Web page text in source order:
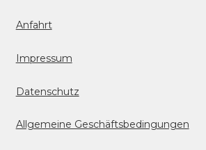
Anfahrt
Impressum
Datenschutz
Allgemeine Geschäftsbedingungen